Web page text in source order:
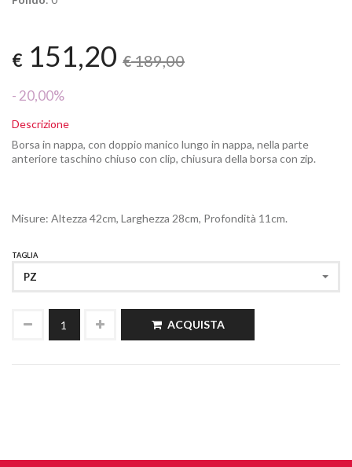
€ 151,20 €189,00
- 20,00%
Descrizione
Borsa in nappa, con doppio manico lungo in nappa, nella parte
anteriore taschino chiuso con clip, chiusura della borsa con zip.
Misure: Altezza 42cm, Larghezza 28cm, Profondità 11cm.
TAGLIA
PZ
ACQUISTA